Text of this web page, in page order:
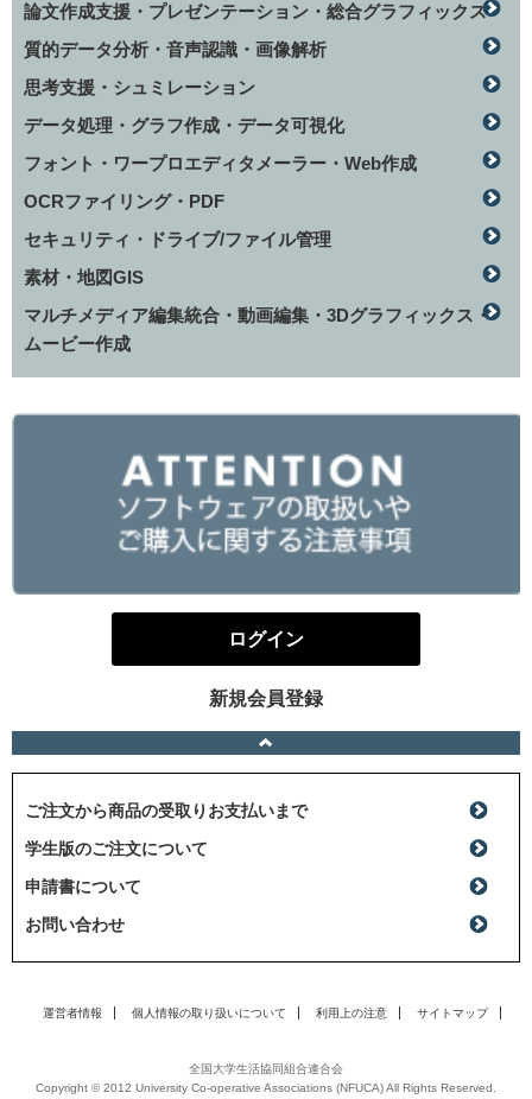
論文作成支援・プレゼンテーション・総合グラフィックス
質的データ分析・音声認識・画像解析
思考支援・シュミレーション
データ処理・グラフ作成・データ可視化
フォント・ワープロエディタメーラー・Web作成
OCRファイリング・PDF
セキュリティ・ドライブ/ファイル管理
素材・地図GIS
マルチメディア編集統合・動画編集・3Dグラフィックス・
ムービー作成
ログイン
新規会員登録
ご注文から商品の受取りお支払いまで
学生版のご注文について
申請書について
お問い合わせ
運営者情報 個人情報の取り扱いについて 利用上の注意 サイトマップ
全国大学生活協同組合連合会
Copyright © 2012 University Co-operative Associations (NFUCA) All Rights Reserved.